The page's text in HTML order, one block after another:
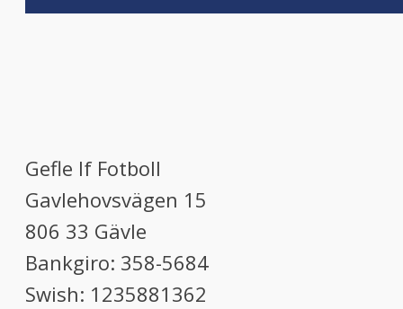
Gefle If Fotboll
Gavlehovsvägen 15
806 33 Gävle
Bankgiro: 358-5684
Swish: 1235881362